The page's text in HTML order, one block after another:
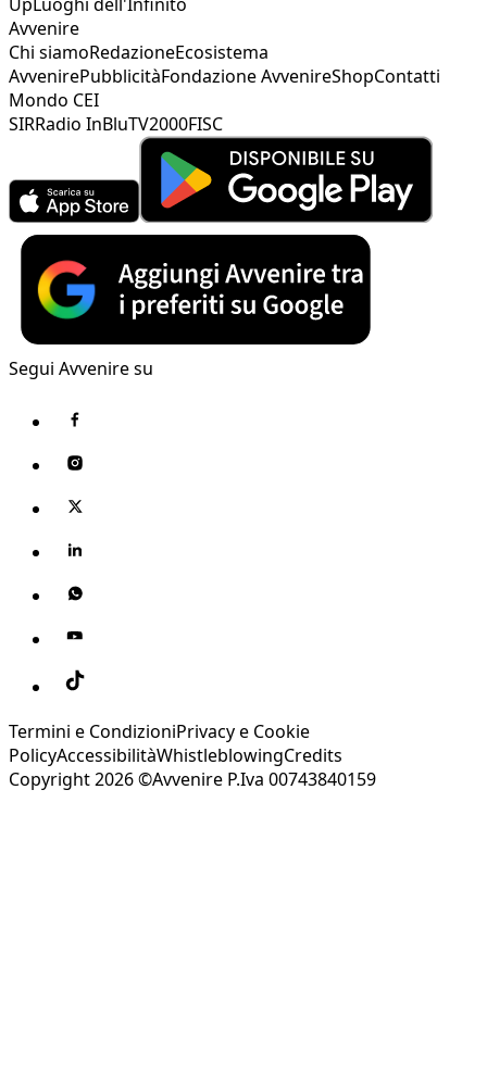
Avvenire
Chi siamoRedazioneEcosistema
AvvenirePubblicitàFondazione AvvenireShopContatti
Mondo CEI
SIRRadio InBluTV2000FISC
Segui Avvenire su
Termini e CondizioniPrivacy e Cookie
PolicyAccessibilitàWhistleblowingCredits
Copyright 2026 ©Avvenire P.Iva 00743840159